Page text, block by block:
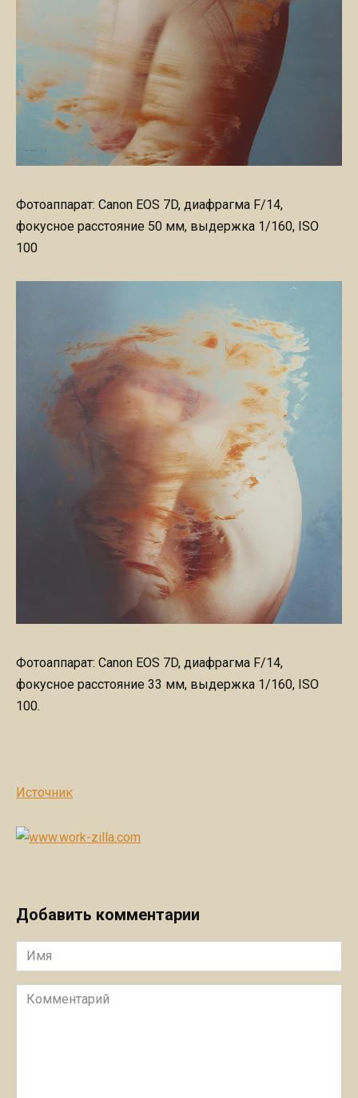
Фотоаппарат: Canon EOS 7D, диафрагма F/14,
фокусное расстояние 50 мм, выдержка 1/160, ISO
100
Фотоаппарат: Canon EOS 7D, диафрагма F/14,
фокусное расстояние 33 мм, выдержка 1/160, ISO
100.
Источник
Добавить комментарии
Имя
Комментарий